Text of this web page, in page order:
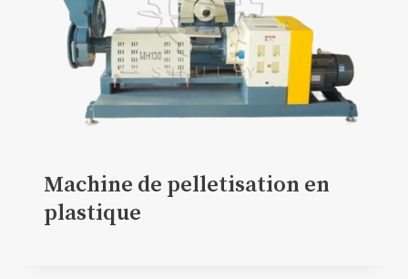
Machine de pelletisation en
plastique